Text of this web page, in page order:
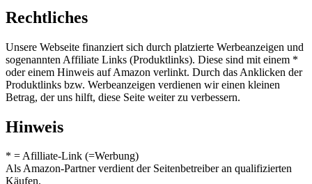
Rechtliches
Unsere Webseite finanziert sich durch platzierte Werbeanzeigen und
sogenannten Affiliate Links (Produktlinks). Diese sind mit einem *
oder einem Hinweis auf Amazon verlinkt. Durch das Anklicken der
Produktlinks bzw. Werbeanzeigen verdienen wir einen kleinen
Betrag, der uns hilft, diese Seite weiter zu verbessern.
Hinweis
* = Afilliate-Link (=Werbung)
Als Amazon-Partner verdient der Seitenbetreiber an qualifizierten
Käufen.